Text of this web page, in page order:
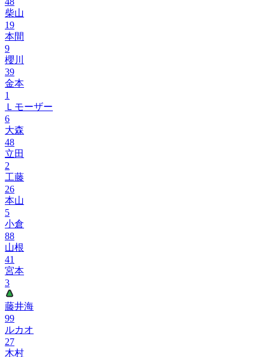
柴山
19
本間
9
櫻川
39
金本
1
Ｌモーザー
6
大森
48
立田
2
工藤
26
本山
5
小倉
88
山根
41
宮本
3
藤井海
99
ルカオ
27
木村